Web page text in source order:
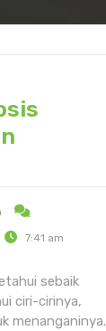
7:41 am
sebaik
ciri-cirinya,
menanganinya.